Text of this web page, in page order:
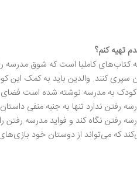
تهیه کنم؟
کاملیا است که شوق مدرسه
سپری کنند. والدین باید به کمک این
کودک به مدرسه نوشته شده است
رفتن ندارد تنها به جنبه منفی
نگاه کند و فواید مدرسه رفتن
که می‌تواند از دوستان خود